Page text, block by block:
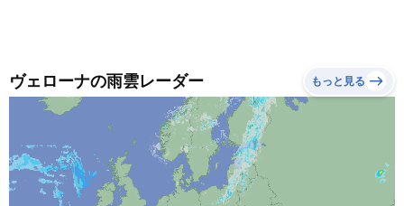
ヴェローナの雨雲レーダー もっと見る